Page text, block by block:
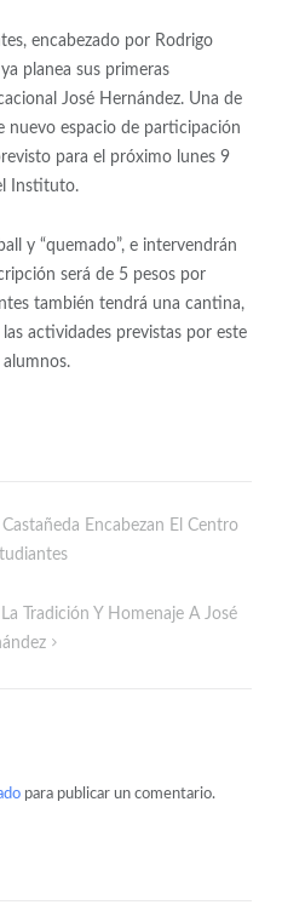
encabezado por Rodrigo
planea sus primeras
José Hernández. Una de
nuevo espacio de participación
para el próximo lunes 9
Instituto.
y “quemado”, e intervendrán
será de 5 pesos por
también tendrá una cantina,
actividades previstas por este
Encabezan El Centro
Tradición Y Homenaje A José
para publicar un comentario.